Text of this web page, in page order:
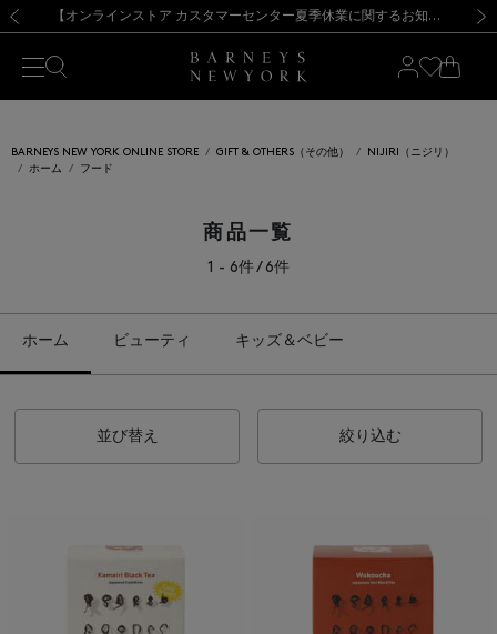
新規登録のお客様も対象！＜MY BARNEYS＞会員のお客様は11,000円（税込）以上のお買上げで常時送料無料！お買い物の際は会員登録を！
【夏季休業に伴う出荷一時停止のお知らせ】(2026.8.7) 【オンラインストア カスタマーセンター夏季休業に関するお知らせ】（2026.8.7）
【夏季休業に伴う返品・交換承り一時停止のお知らせ】（2026.8.5）
熊本県を中心とした地震の影響によるお荷物のお届けについて
【開催中】SUMMER SALEのご案内・ご注意事項 新規登録のお客様も対象！＜MY BARNEYS＞会員のお客様は11,000円（税込）以上のお買上げで常時送料無料！お買い物の際は会員登録を！
【夏季休業に伴う出荷一時停止のお知らせ】(2026.8.7)
BARNEYS NEW YORK ONLINE STORE GIFT & OTHERS（その他）
NIJIRI（ニジリ）
ホーム
フード
商品一覧
1 - 6件 / 6件
ホーム ビューティ キッズ＆ベビー
並び替え 絞り込む